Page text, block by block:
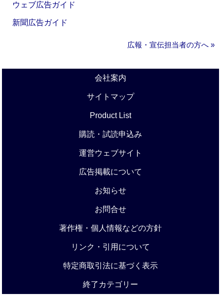
ウェブ広告ガイド
新聞広告ガイド
広報・宣伝担当者の方へ »
会社案内
サイトマップ
Product List
購読・試読申込み
運営ウェブサイト
広告掲載について
お知らせ
お問合せ
著作権・個人情報などの方針
リンク・引用について
特定商取引法に基づく表示
終了カテゴリー